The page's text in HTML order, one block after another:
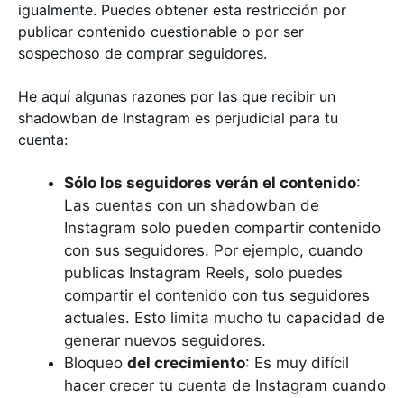
igualmente. Puedes obtener esta restricción por
publicar contenido cuestionable o por ser
sospechoso de comprar seguidores.
He aquí algunas razones por las que recibir un
shadowban de Instagram es perjudicial para tu
cuenta:
Sólo los seguidores verán el contenido:
Las cuentas con un shadowban de
Instagram solo pueden compartir contenido
con sus seguidores. Por ejemplo, cuando
publicas Instagram Reels, solo puedes
compartir el contenido con tus seguidores
actuales. Esto limita mucho tu capacidad de
generar nuevos seguidores.
Bloqueo del crecimiento: Es muy difícil
hacer crecer tu cuenta de Instagram cuando